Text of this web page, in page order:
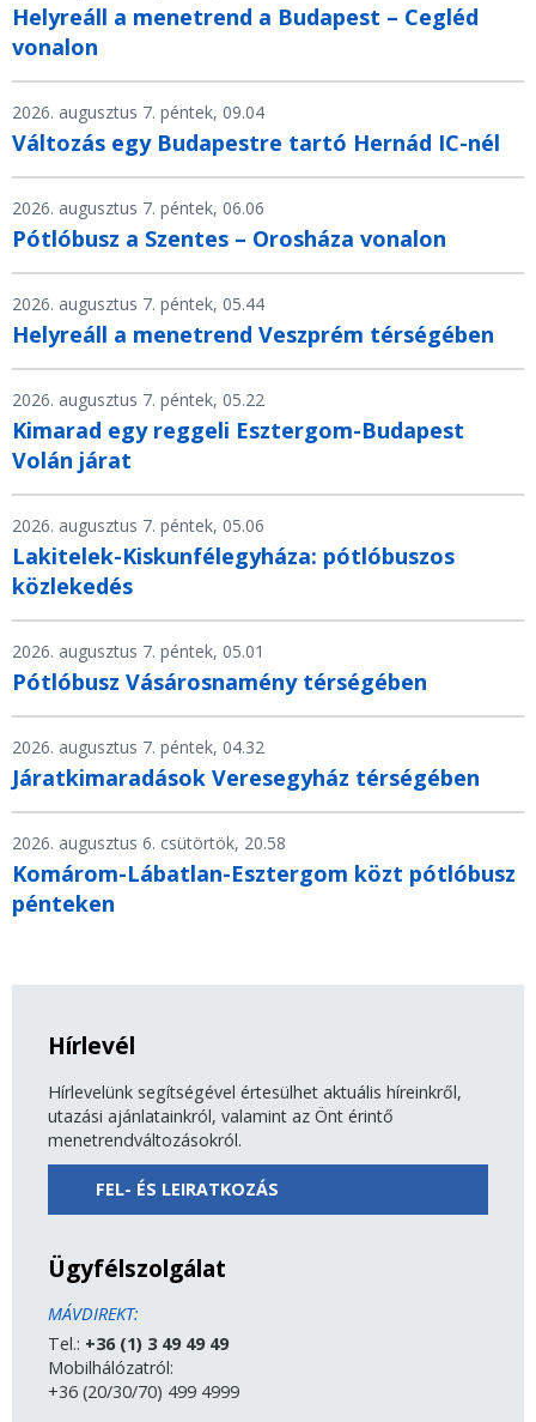
Helyreáll a menetrend a Budapest – Cegléd
vonalon
2026. augusztus 7. péntek, 09.04
Változás egy Budapestre tartó Hernád IC-nél
2026. augusztus 7. péntek, 06.06
Pótlóbusz a Szentes – Orosháza vonalon
2026. augusztus 7. péntek, 05.44
Helyreáll a menetrend Veszprém térségében
2026. augusztus 7. péntek, 05.22
Kimarad egy reggeli Esztergom-Budapest
Volán járat
2026. augusztus 7. péntek, 05.06
Lakitelek-Kiskunfélegyháza: pótlóbuszos
közlekedés
2026. augusztus 7. péntek, 05.01
Pótlóbusz Vásárosnamény térségében
2026. augusztus 7. péntek, 04.32
Járatkimaradások Veresegyház térségében
2026. augusztus 6. csütörtök, 20.58
Komárom-Lábatlan-Esztergom közt pótlóbusz
pénteken
Hírlevél
Hírlevelünk segítségével értesülhet aktuális híreinkről,
utazási ajánlatainkról, valamint az Önt érintő
menetrendváltozásokról.
FEL- ÉS LEIRATKOZÁS
Ügyfélszolgálat
MÁVDIREKT:
Tel.: +36 (1) 3 49 49 49
Mobilhálózatról:
+36 (20/30/70) 499 4999